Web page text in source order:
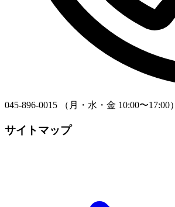
045-896-0015 （月・水・金 10:00〜17:00）
サイトマップ